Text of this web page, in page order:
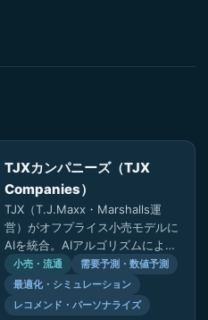
TJXカンパニーズ（TJX
Companies）
TJX（T.J.Maxx・Marshalls運
営）がオフプライス小売モデルに
AIを統合。AIアルゴリズムによる
購買行動分析・パーソナライズ推
薦、AI需要予測に…
小売・流通
需要予測・数値予測
最適化・シミュレーション
レコメンド・パーソナライズ